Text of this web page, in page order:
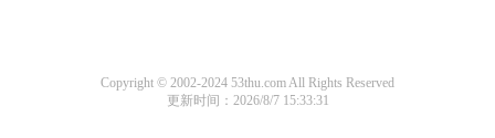
Copyright © 2002-2024 53thu.com All Rights Reserved
更新时间：2026/8/7 15:33:31